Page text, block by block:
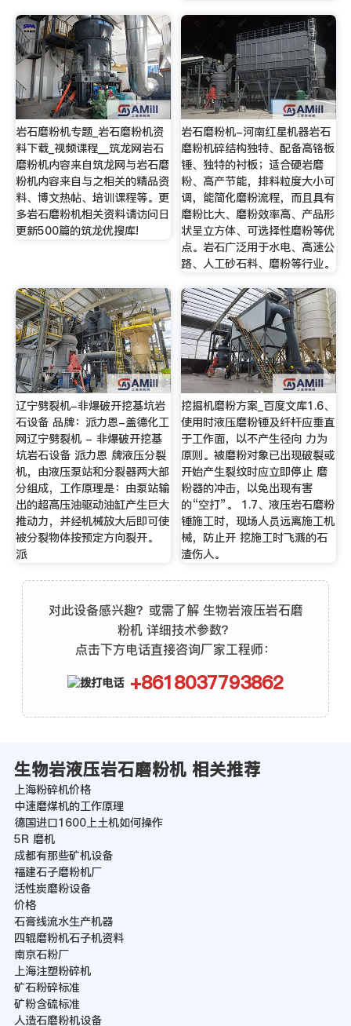
岩石磨粉机专题_岩石磨粉机资
料下载_视频课程__筑龙网岩石
磨粉机内容来自筑龙网与岩石磨
粉机内容来自与之相关的精品资
料、博文热帖、培训课程等。更
多岩石磨粉机相关资料请访问日
更新500篇的筑龙优搜库!
岩石磨粉机-河南红星机器岩石
磨粉机碎结构独特、配备高铬板
锤、独特的衬板；适合硬岩磨
粉、高产节能，排料粒度大小可
调，能简化磨粉流程，而且具有
磨粉比大、磨粉效率高、产品形
状呈立方体、可选择性磨粉等优
点。岩石广泛用于水电、高速公
路、人工砂石料、磨粉等行业。
辽宁劈裂机-非爆破开挖基坑岩
石设备 品牌：派力恩-盖德化工
网辽宁劈裂机 - 非爆破开挖基
坑岩石设备 派力恩 牌液压分裂
机，由液压泵站和分裂器两大部
分组成，工作原理是：由泵站输
出的超高压油驱动油缸产生巨大
推动力，并经机械放大后即可使
被分裂物体按预定方向裂开。
派
挖掘机磨粉方案_百度文库1.6、
使用时液压磨粉锤及纤杆应垂直
于工作面，以不产生径向 力为
原则。被磨粉对象已出现破裂或
开始产生裂纹时应立即停止 磨
粉器的冲击，以免出现有害
的“空打”。 1.7、液压岩石磨粉
锤施工时，现场人员远离施工机
械，防止开 挖施工时飞溅的石
渣伤人。
对此设备感兴趣？或需了解 生物岩液压岩石磨
粉机 详细技术参数？
点击下方电话直接咨询厂家工程师：
+8618037793862
生物岩液压岩石磨粉机 相关推荐
上海粉碎机价格
中速磨煤机的工作原理
德国进口1600上土机如何操作
5R 磨机
成都有那些矿机设备
福建石子磨粉机厂
活性炭磨粉设备
价格
石膏线流水生产机器
四辊磨粉机石子机资料
南京石粉厂
上海注塑粉碎机
矿石粉碎标准
矿粉含硫标准
人造石磨粉机设备